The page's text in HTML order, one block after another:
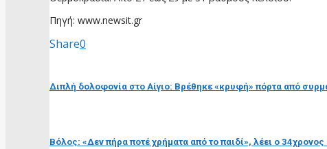
Πηγή: www.newsit.gr
Share0
Διπλή δολοφονία στο Αίγιο: Βρέθηκε «κρυφή» πόρτα από
Βόλος: «Δεν πήρα ποτέ χρήματα από το παιδί», λέει ο